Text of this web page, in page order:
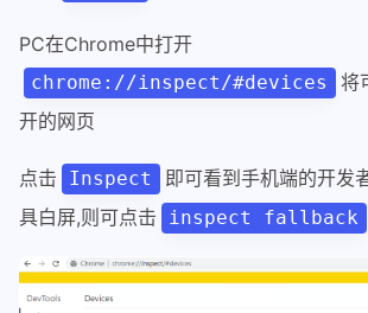
PC在Chrome中打开
chrome://inspect/#devices
将
开的网页
点击 Inspect
即可看到手机端的开发
具白屏,则可点击
inspect fallback